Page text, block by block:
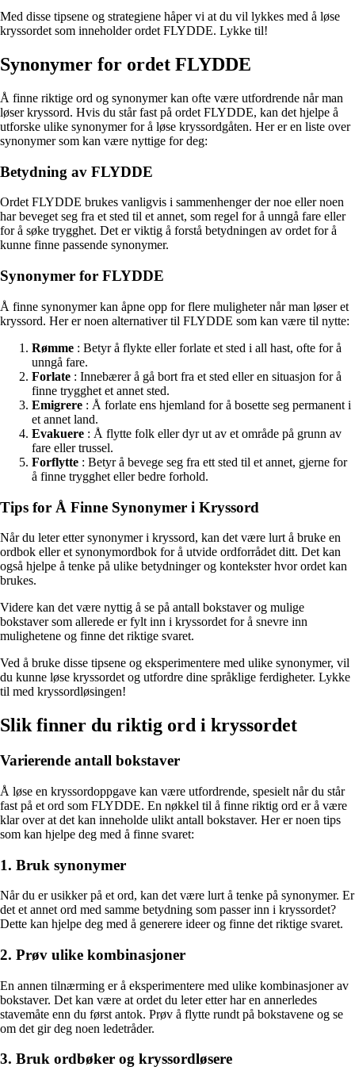
Med disse tipsene og strategiene håper vi at du vil lykkes med å løse
kryssordet som inneholder ordet FLYDDE. Lykke til!
Synonymer for ordet FLYDDE
Å finne riktige ord og synonymer kan ofte være utfordrende når man
løser kryssord. Hvis du står fast på ordet FLYDDE, kan det hjelpe å
utforske ulike synonymer for å løse kryssordgåten. Her er en liste over
synonymer som kan være nyttige for deg:
Betydning av FLYDDE
Ordet FLYDDE brukes vanligvis i sammenhenger der noe eller noen
har beveget seg fra et sted til et annet, som regel for å unngå fare eller
for å søke trygghet. Det er viktig å forstå betydningen av ordet for å
kunne finne passende synonymer.
Synonymer for FLYDDE
Å finne synonymer kan åpne opp for flere muligheter når man løser et
kryssord. Her er noen alternativer til FLYDDE som kan være til nytte:
Rømme : Betyr å flykte eller forlate et sted i all hast, ofte for å
unngå fare.
Forlate : Innebærer å gå bort fra et sted eller en situasjon for å
finne trygghet et annet sted.
Emigrere : Å forlate ens hjemland for å bosette seg permanent i
et annet land.
Evakuere : Å flytte folk eller dyr ut av et område på grunn av
fare eller trussel.
Forflytte : Betyr å bevege seg fra ett sted til et annet, gjerne for
å finne trygghet eller bedre forhold.
Tips for Å Finne Synonymer i Kryssord
Når du leter etter synonymer i kryssord, kan det være lurt å bruke en
ordbok eller et synonymordbok for å utvide ordforrådet ditt. Det kan
også hjelpe å tenke på ulike betydninger og kontekster hvor ordet kan
brukes.
Videre kan det være nyttig å se på antall bokstaver og mulige
bokstaver som allerede er fylt inn i kryssordet for å snevre inn
mulighetene og finne det riktige svaret.
Ved å bruke disse tipsene og eksperimentere med ulike synonymer, vil
du kunne løse kryssordet og utfordre dine språklige ferdigheter. Lykke
til med kryssordløsingen!
Slik finner du riktig ord i kryssordet
Varierende antall bokstaver
Å løse en kryssordoppgave kan være utfordrende, spesielt når du står
fast på et ord som FLYDDE. En nøkkel til å finne riktig ord er å være
klar over at det kan inneholde ulikt antall bokstaver. Her er noen tips
som kan hjelpe deg med å finne svaret:
1. Bruk synonymer
Når du er usikker på et ord, kan det være lurt å tenke på synonymer. Er
det et annet ord med samme betydning som passer inn i kryssordet?
Dette kan hjelpe deg med å generere ideer og finne det riktige svaret.
2. Prøv ulike kombinasjoner
En annen tilnærming er å eksperimentere med ulike kombinasjoner av
bokstaver. Det kan være at ordet du leter etter har en annerledes
stavemåte enn du først antok. Prøv å flytte rundt på bokstavene og se
om det gir deg noen ledetråder.
3. Bruk ordbøker og kryssordløsere